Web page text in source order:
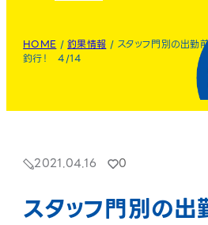
HOME /釣果情報 / スタッフ門別の出勤
釣行！ 4/14
2021.04.16 0
スタッフ門別の出